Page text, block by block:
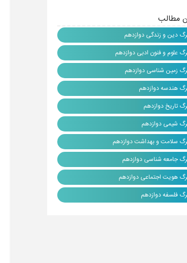
مطالب
دین و زندگی دوازدهم
علوم و فنون ادبی دوازدهم
زمین شناسی دوازدهم
هندسه دوازدهم
تاریخ دوازدهم
شیمی دوازدهم
سلامت و بهداشت دوازدهم
جامعه شناسی دوازدهم
هویت اجتماعی دوازدهم
فلسفه دوازدهم